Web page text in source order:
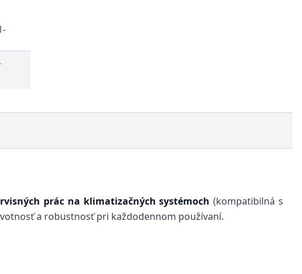
prác na klimatizačných systémoch (kompatibilná s
a robustnosť pri každodennom používaní.